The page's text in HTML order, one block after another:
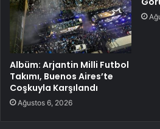
Albüm: Arjantin Milli Futbol
Takımı, Buenos Aires’te
Coşkuyla Karşılandı
Ağustos 6, 2026